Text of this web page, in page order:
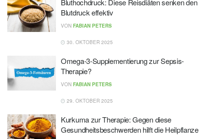
Bluthochdruck: Diese Reisdiäten senken den
Blutdruck effektiv
VON FABIAN PETERS
30. OKTOBER 2025
Omega-3-Supplementierung zur Sepsis-
Therapie?
VON FABIAN PETERS
29. OKTOBER 2025
Kurkuma zur Therapie: Gegen diese
Gesundheitsbeschwerden hilft die Heilpflanze